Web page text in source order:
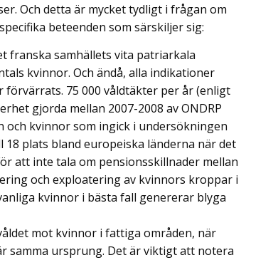
Och detta är mycket tydligt i frågan om
beteenden som särskiljer sig:
franska samhällets vita patriarkala
kvinnor. Och ändå, alla indikationer
75 000 våldtäkter per år (enligt
gjorda mellan 2007-2008 av ONDRP
och kvinnor som ingick i undersökningen
18 plats bland europeiska länderna när det
att inte tala om pensionsskillnader mellan
och exploatering av kvinnors kroppar i
kvinnor i bästa fall genererar blyga
mot kvinnor i fattiga områden, när
samma ursprung. Det är viktigt att notera